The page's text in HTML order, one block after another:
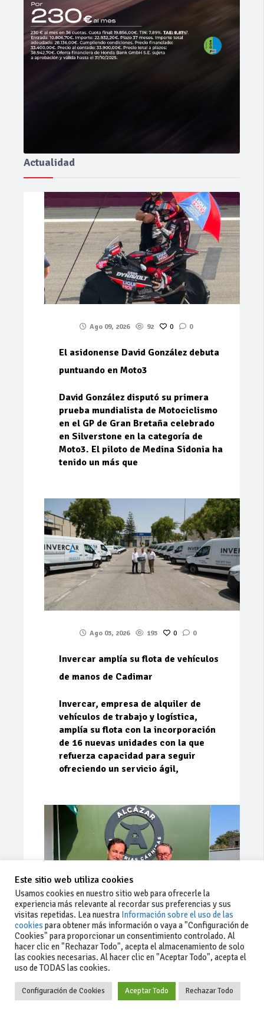
Actualidad
Ago 09, 2026 92 0 0
El asidonense David González debuta
puntuando en Moto3
David González disputó su primera
prueba mundialista de Motociclismo
en el GP de Gran Bretaña celebrado
en Silverstone en la categoría de
Moto3. El piloto de Medina Sidonia ha
tenido un más que
Ago 03, 2026 193 0 0
Invercar amplía su flota de vehículos
de manos de Cadimar
Invercar, empresa de alquiler de
vehículos de trabajo y logística,
amplía su flota con la incorporación
de 16 nuevas unidades con la que
refuerza capacidad para seguir
ofreciendo un servicio ágil,
Ago 03, 2026 182 0 0
Cárnicas El Alcazar, patrocinador de
la 42ª Subida a Vejer
Este sitio web utiliza cookies
Usamos cookies en nuestro sitio web para ofrecerle la
experiencia más relevante al recordar sus preferencias y sus
visitas repetidas. Lea nuestra Información sobre el uso de las
cookies para obtener más información o vaya a "Configuración de
Cookies" para proporcionar un consentimiento controlado. Al
hacer clic en "Rechazar Todo", acepta el almacenamiento de solo
las cookies necesarias. Al hacer clic en "Aceptar Todo", acepta el
uso de TODAS las cookies.
Configuración de Cookies Aceptar Todo Rechazar Todo